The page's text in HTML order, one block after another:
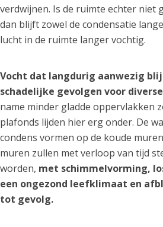
verdwijnen. Is de ruimte echter niet
dan blijft zowel de condensatie
lucht in de ruimte langer vochtig.
Vocht dat langdurig aanwezig
schadelijke gevolgen voor
name minder gladde oppervlakken
plafonds lijden hier erg onder. De
condens vormen op de koude
muren zullen met verloop van tijd
worden, met schimmelvorming,
een ongezond leefklimaat en
tot gevolg.